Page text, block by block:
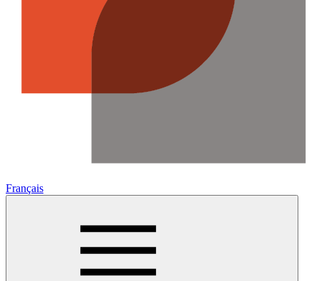
Français